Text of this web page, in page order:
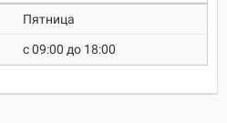
Пятница
c 09:00 до 18:00